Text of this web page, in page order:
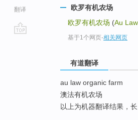
翻译
欧罗有机农场
欧罗有机农场 (Au
基于1个网页-相关网页
有道翻译
au law organic farm
澳法有机农场
以上为机器翻译结果，